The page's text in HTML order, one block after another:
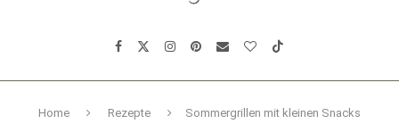
Home Rezepte
Sommergrillen mit kleinen Snacks